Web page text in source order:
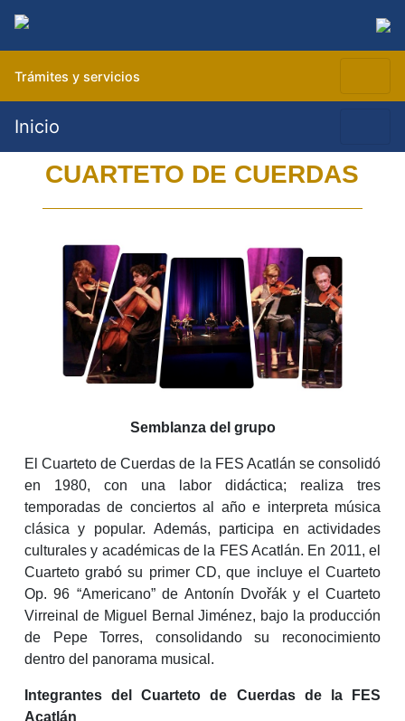
Trámites y servicios
Inicio
CUARTETO DE CUERDAS
Semblanza del grupo
El Cuarteto de Cuerdas de la FES Acatlán se consolidó
en 1980, con una labor didáctica; realiza tres
temporadas de conciertos al año e interpreta música
clásica y popular. Además, participa en actividades
culturales y académicas de la FES Acatlán. En 2011, el
Cuarteto grabó su primer CD, que incluye el Cuarteto
Op. 96 “Americano” de Antonín Dvořák y el Cuarteto
Virreinal de Miguel Bernal Jiménez, bajo la producción
de Pepe Torres, consolidando su reconocimiento
dentro del panorama musical.
Integrantes del Cuarteto de Cuerdas de la
FES
Acatlán